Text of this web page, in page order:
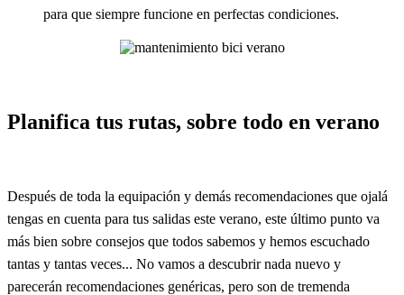
para que siempre funcione en perfectas condiciones.
Planifica tus rutas, sobre todo en verano
Después de toda la equipación y demás recomendaciones que ojalá
tengas en cuenta para tus salidas este verano, este último punto va
más bien sobre consejos que todos sabemos y hemos escuchado
tantas y tantas veces... No vamos a descubrir nada nuevo y
parecerán recomendaciones genéricas, pero son de tremenda